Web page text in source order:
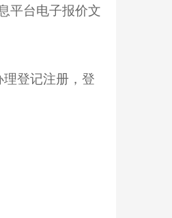
平台电子报价文
理登记注册，登